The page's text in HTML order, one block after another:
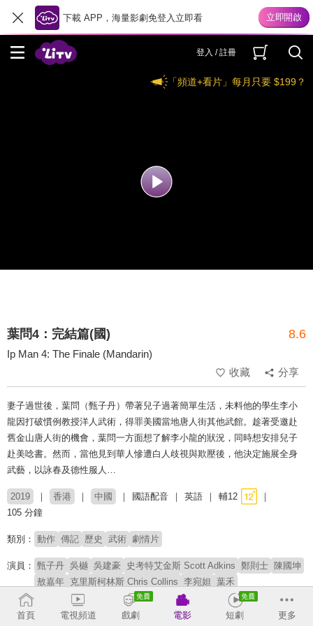
下載 APP，海量影劇免登入立即看
登入 / 註冊
「頻道+看片」每月只要 $199？
葉問4：完結篇(國) 8.6
Ip Man 4: The Finale (Mandarin)
收藏
分享
妻子過世後，葉問（甄子丹）帶著兒子過著簡單生活，未料他的學生李小
龍因打破慣例教授洋人武術，得罪美國當地唐人街其他武館。趁著受邀赴
舊金山唐人街的機會，葉問一方面想了解李小龍的狀況，同時想安排兒子
赴美唸書。然而，當他見到華人慘遭白人歧視與欺壓後，他決定施展全身
武藝，以詠春及德性服人…
2019 香港 中國 國語配音 英語
輔12
105 分鐘
類別： 動作 傳記 歷史 武術 劇情片
演員： 甄子丹 吳樾 吳建豪 史考特艾金斯 Scott Adkins 鄭則士 陳國坤
敖嘉年 克里斯柯林斯 Chris Collins 李宛妲 葉禾
葛瑞絲英格勒特 Grace Englert
羅莽 周小飛
高強
安德魯連恩戈晃 Andrew Lane Cawthon
首頁 電視頻道 戲劇 電影 短劇 更多